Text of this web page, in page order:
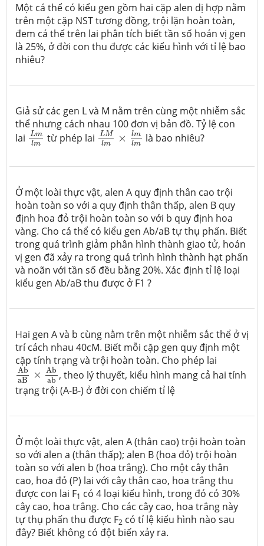
Một cá thể có kiểu gen gồm hai cặp alen dị hợp nằm
trên một cặp NST tương đồng, trội lặn hoàn toàn,
đem cá thể trên lai phân tích biết tần số hoán vị gen
là 25%, ở đời con thu được các kiểu hình với tỉ lệ bao
nhiêu?
Giả sử các gen L và M nằm trên cùng một nhiễm sắc
thể nhưng cách nhau 100 đơn vị bản đồ. Tỷ lệ con
lai
Lm
lm
Lmlm
từ phép lai LM
lm × lm
lm
LMlm×lmlm
là bao nhiêu?
Ở một loài thực vật, alen A quy định thân cao trội
hoàn toàn so với a quy định thân thấp, alen B quy
định hoa đỏ trội hoàn toàn so với b quy định hoa
vàng. Cho cá thể có kiểu gen Ab/aB tự thụ phấn. Biết
trong quá trình giảm phân hình thành giao tử, hoán
vị gen đã xảy ra trong quá trình hình thành hạt phấn
và noãn với tần số đều bằng 20%. Xác định tỉ lệ loại
kiểu gen Ab/aB thu được ở F1 ?
Hai gen A và b cùng nằm trên một nhiễm sắc thể ở vị
trí cách nhau 40cM. Biết mỗi cặp gen quy định một
cặp tính trạng và trội hoàn toàn. Cho phép lai
Ab
aB
×
Ab
ab
AbaB×Abab
, theo lý thuyết, kiểu hình mang cả hai tính
trạng trội (A-B-) ở đời con chiếm tỉ lệ
Ở một loài thực vật, alen A (thân cao) trội hoàn toàn
so với alen a (thân thấp); alen B (hoa đỏ) trội hoàn
toàn so với alen b (hoa trắng). Cho một cây thân
cao, hoa đỏ (P) lai với cây thân cao, hoa trắng thu
được con lai F1 có 4 loại kiểu hình, trong đó có 30%
cây cao, hoa trắng. Cho các cây cao, hoa trắng này
tự thụ phấn thu được F2 có tỉ lệ kiểu hình nào sau
đây? Biết không có đột biến xảy ra.